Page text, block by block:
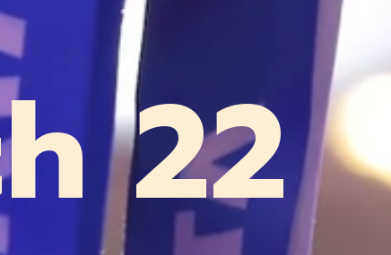
22